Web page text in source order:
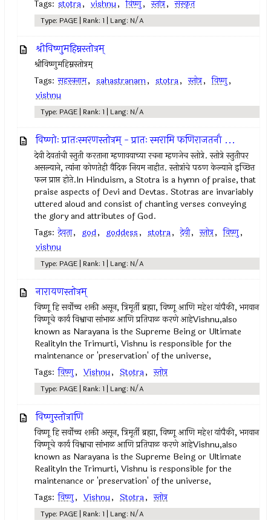
Tags: stotra, vishnu, विष्णु, स्तोत्र, संस्कृत
Type: PAGE | Rank: 1 | Lang: N/A
श्रीविष्णुमहिम्नस्तोत्रम्
श्रीविष्णुमहिम्नस्तोत्रम्
Tags: सहस्त्रनाम, sahastranam, stotra, स्तोत्र, विष्णु,
vishnu
Type: PAGE | Rank: 1 | Lang: N/A
विष्णोः प्रातःस्मरणस्तोत्रम् - प्रातः स्मरामि फणिराजतनौ ...
देवी देवतांची स्तुती करताना म्हणावयाच्या रचना म्हणजेच स्तोत्रे. स्तोत्रे स्तुतीपर
असल्याने, त्यांना कोणतेही वैदिक नियम नाहीत. स्तोत्रांचे पठण केल्याने इच्छित
फल प्राप्त होते.In Hinduism, a Stotra is a hymn of praise, that
praise aspects of Devi and Devtas. Stotras are invariably
uttered aloud and consist of chanting verses conveying
the glory and attributes of God.
Tags: देवता, god, goddess, stotra, देवी, स्तोत्र, विष्णु,
vishnu
Type: PAGE | Rank: 1 | Lang: N/A
नारायणस्तोत्रम्‌
विष्णू हि सर्वोच्च शक्ती असून, त्रिमूर्ती ब्रह्मा, विष्णू आणि महेश यांपैकी, भगवान
विष्णूचे कार्य विश्वाचा सांभाळ आणि प्रतिपाळ करणे आहेVishnu,also
known as Narayana is the Supreme Being or Ultimate
RealityIn the Trimurti, Vishnu is responsible for the
maintenance or 'preservation' of the universe,
Tags: विष्णु, Vishnu, Stotra, स्तोत्र
Type: PAGE | Rank: 1 | Lang: N/A
विष्णुस्तोत्राणि
विष्णू हि सर्वोच्च शक्ती असून, त्रिमूर्ती ब्रह्मा, विष्णू आणि महेश यांपैकी, भगवान
विष्णूचे कार्य विश्वाचा सांभाळ आणि प्रतिपाळ करणे आहेVishnu,also
known as Narayana is the Supreme Being or Ultimate
RealityIn the Trimurti, Vishnu is responsible for the
maintenance or 'preservation' of the universe,
Tags: विष्णु, Vishnu, Stotra, स्तोत्र
Type: PAGE | Rank: 1 | Lang: N/A